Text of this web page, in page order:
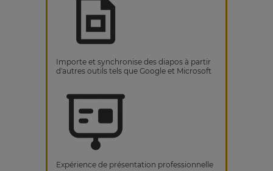
Importe et synchronise des diapos à partir
d'autres outils tels que Google et Microsoft
Expérience de présentation professionnelle